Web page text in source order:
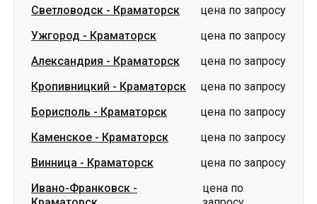
Светловодск - Краматорск
цена по запросу
Ужгород - Краматорск
цена по запросу
Александрия - Краматорск
цена по запросу
Кропивницкий - Краматорск
цена по запросу
Борисполь - Краматорск
цена по запросу
Каменское - Краматорск
цена по запросу
Винница - Краматорск
цена по запросу
Ивано-Франковск -
цена по